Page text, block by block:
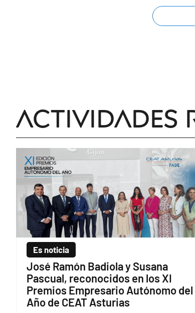
Actividades
Es noticia
José Ramón Badiola y Susana
Pascual, reconocidos en los XI
Premios Empresario Autónomo del
Año de CEAT Asturias